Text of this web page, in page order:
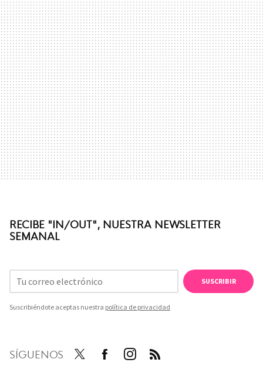
RECIBE "IN/OUT", NUESTRA NEWSLETTER
SEMANAL
SUSCRIBIR
Suscribiéndote aceptas nuestra política de privacidad
SÍGUENOS